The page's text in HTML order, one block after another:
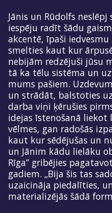
Jānis un Rūdolfs
iespēju radīt šādu
akcentē, īpaši
smelties kaut kur
nebijām redzējuši jūsu
tā ka tēlu sistēma un
mums pašiem.
un strādāt, balstoties
darba viņi ķērušies
idejas īstenošanā liekot
vēlmes, gan radošās
kaut kur sēdējušas un
un Jānim kādu lielāku
Rīga” gribējies
gadiem. „Bija šis tas
uzaicināja piedalīties,
materializējās šādā